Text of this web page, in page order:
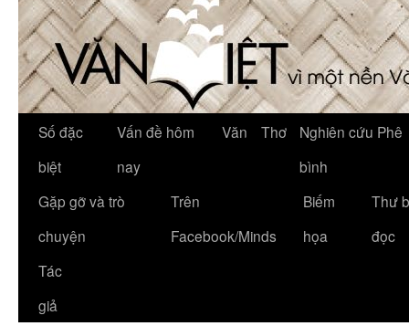
Số đặc
biệt
Vấn đề hôm
nay
Văn Thơ
Nghiên cứu Phê
bình
Gặp gỡ và trò
chuyện
Trên
Facebook/Minds
Biếm
họa
Thư
đọc
Tác
giả